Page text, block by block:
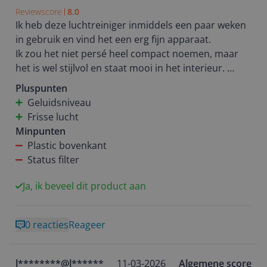
Reviewscore 8.0
Ik heb deze luchtreiniger inmiddels een paar weken
in gebruik en vind het een erg fijn apparaat.
Ik zou het niet persé heel compact noemen, maar
het is wel stijlvol en staat mooi in het interieur.
Ik vind qua uiterlijk alleen de bovenste plastic ring
een beetje goedkoop ogen.
De HushJet ziet er vrij zwaar uit, maar dat is deze
juist helemaal niet. Het is geen enkel probleem om
de reiniger van plek te wisselen.
het apparaat zo gevonden en gekoppeld en het
zijn en hij staat eigenlijk altijd in de automatische
Pluspunten
Geluidsniveau
Frisse lucht
Minpunten
Plastic bovenkant
Status filter
Ja, ik beveel dit product aan
0 reactiesReageer
l********@l****** 11-03-2026
Algemene score